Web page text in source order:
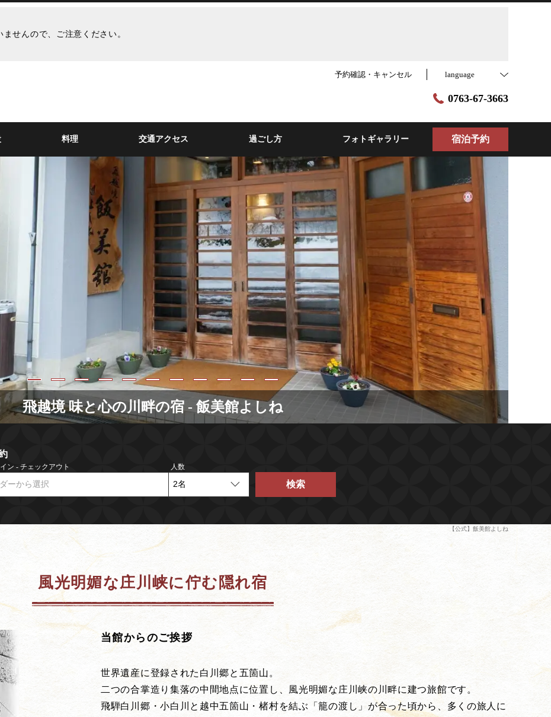
せんので、ご注意ください。
予約確認・キャンセル language
0763-67-3663
料理 交通アクセス 過ごし方 フォトギャラリー 宿泊予約
飛越境 味と心の川畔の宿 - 飯美館よしね
ン - チェックアウト
ーから選択
人数
検索
【公式】飯美館よしね
風光明媚な庄川峡に佇む隠れ宿
当館からのご挨拶
世界遺産に登録された白川郷と五箇山。
二つの合掌造り集落の中間地点に位置し、風光明媚な庄川峡の川畔に建つ旅館です。
飛騨白川郷・小白川と越中五箇山・楮村を結ぶ「籠の渡し」が合った頃から、多くの旅人に